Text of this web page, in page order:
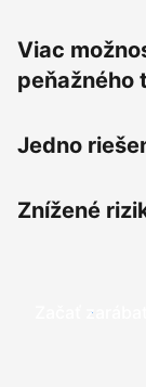
Viac
peňažného
Jedno
Znížené
Začať zarábať